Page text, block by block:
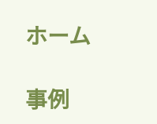
ホーム
事例